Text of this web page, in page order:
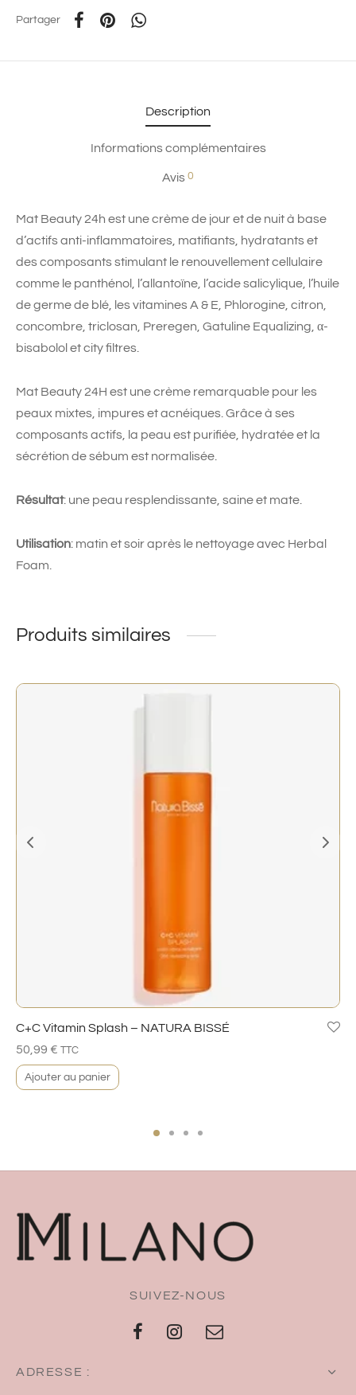
Partager
Description
Informations complémentaires
Avis 0
Mat Beauty 24h est une crème de jour et de nuit à base
d’actifs anti-inflammatoires, matifiants, hydratants et
des composants stimulant le renouvellement cellulaire
comme le panthénol, l’allantoïne, l’acide salicylique, l’huile
de germe de blé, les vitamines A & E, Phlorogine, citron,
concombre, triclosan, Preregen, Gatuline Equalizing, α-
bisabolol et city filtres.
Mat Beauty 24H est une crème remarquable pour les
peaux mixtes, impures et acnéiques. Grâce à ses
composants actifs, la peau est purifiée, hydratée et la
sécrétion de sébum est normalisée.
Résultat: une peau resplendissante, saine et mate.
Utilisation: matin et soir après le nettoyage avec Herbal
Foam.
Produits similaires
C+C Vitamin Splash – NATURA BISSÉ
50,99 € TTC
Ajouter au panier
SUIVEZ-NOUS
ADRESSE :